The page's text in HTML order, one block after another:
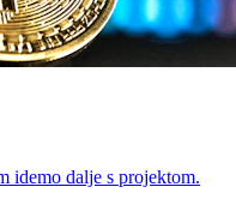
idemo dalje s projektom.